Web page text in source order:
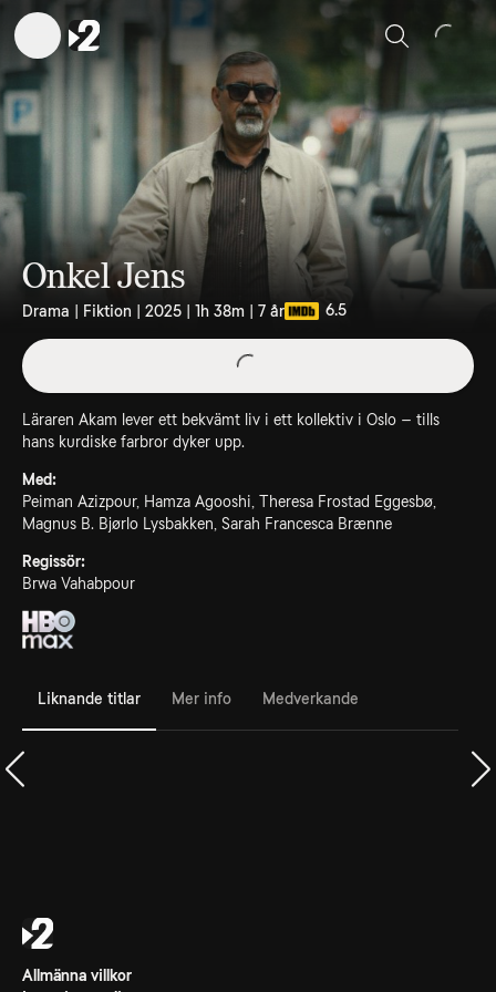
Sök
Onkel Jens
Drama | Fiktion | 2025 | 1h 38m | 7 år 6.5
Läraren Akam lever ett bekvämt liv i ett kollektiv i Oslo – tills
hans kurdiske farbror dyker upp.
Med:
Peiman Azizpour, Hamza Agooshi, Theresa Frostad Eggesbø,
Magnus B. Bjørlo Lysbakken, Sarah Francesca Brænne
Regissör:
Brwa Vahabpour
Liknande titlar Mer info Medverkande
Allmänna villkor